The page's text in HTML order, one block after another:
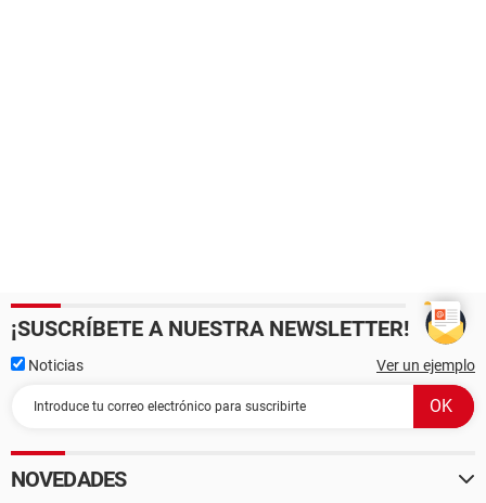
¡SUSCRÍBETE A NUESTRA NEWSLETTER!
Noticias Ver un ejemplo
NOVEDADES